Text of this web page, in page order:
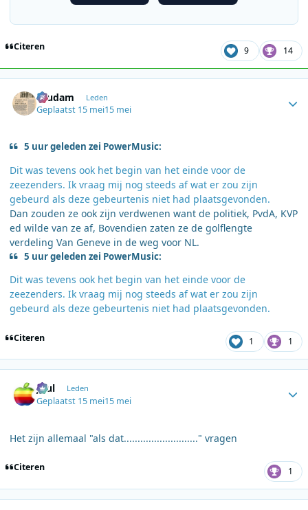
Citeren 9 14
ruudam Leden
Geplaatst 15 mei15 mei
5 uur geleden zei PowerMusic:
Dit was tevens ook het begin van het einde voor de
zeezenders. Ik vraag mij nog steeds af wat er zou zijn
gebeurd als deze gebeurtenis niet had plaatsgevonden.
Dan zouden ze ook zijn verdwenen want de politiek, PvdA, KVP
ed wilde van ze af, Bovendien zaten ze de golflengte
verdeling Van Geneve in de weg voor NL.
5 uur geleden zei PowerMusic:
Dit was tevens ook het begin van het einde voor de
zeezenders. Ik vraag mij nog steeds af wat er zou zijn
gebeurd als deze gebeurtenis niet had plaatsgevonden.
Citeren 1 1
Juul Leden
Geplaatst 15 mei15 mei
Het zijn allemaal "als dat..........................." vragen
Citeren 1